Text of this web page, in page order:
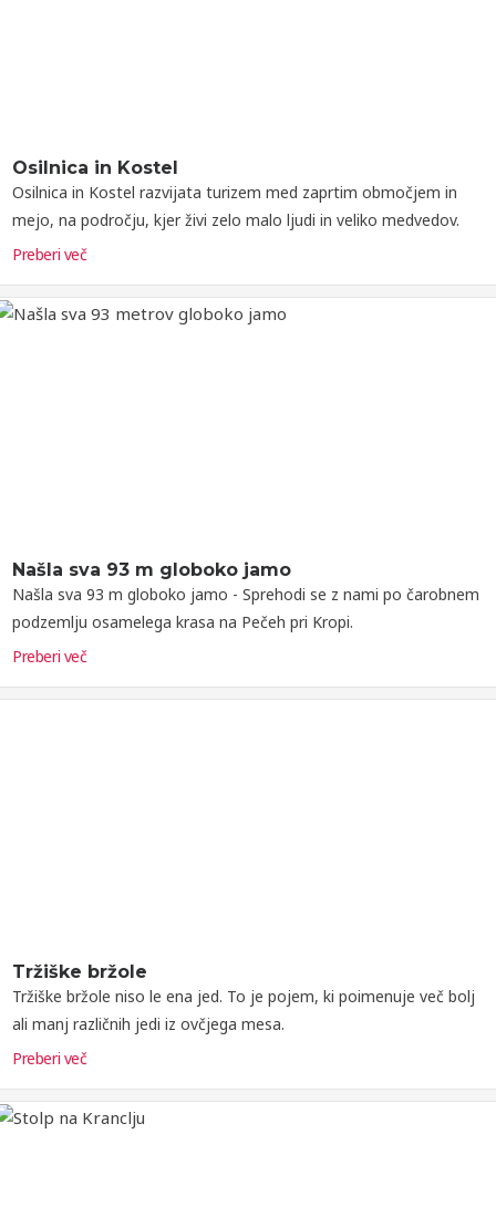
Osilnica in Kostel
Osilnica in Kostel razvijata turizem med zaprtim območjem in
mejo, na področju, kjer živi zelo malo ljudi in veliko medvedov.
Preberi več
Našla sva 93 m globoko jamo
Našla sva 93 m globoko jamo - Sprehodi se z nami po čarobnem
podzemlju osamelega krasa na Pečeh pri Kropi.
Preberi več
Tržiške bržole
Tržiške bržole niso le ena jed. To je pojem, ki poimenuje več bolj
ali manj različnih jedi iz ovčjega mesa.
Preberi več